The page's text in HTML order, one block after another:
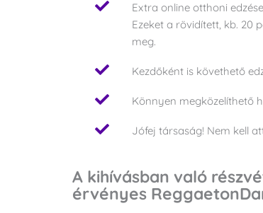
Extra online otthoni
Ezeket a rövidített, kb. 20
meg.
Kezdőként is követhető
Könnyen megközelíthető
Jófej társaság! Nem kell
A kihívásban való
érvényes